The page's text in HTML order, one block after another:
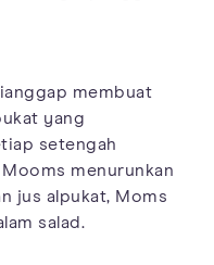
membuat
yang
setengah
menurunkan
jus alpukat, Moms
salad.